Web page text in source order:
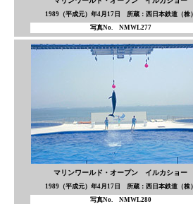
1989（平成元）年4月17日 所蔵：西日本鉄道（株）
写真No. NMWL277
マリンワールド・オープン イルカショー
1989（平成元）年4月17日 所蔵：西日本鉄道（株）
写真No. NMWL280